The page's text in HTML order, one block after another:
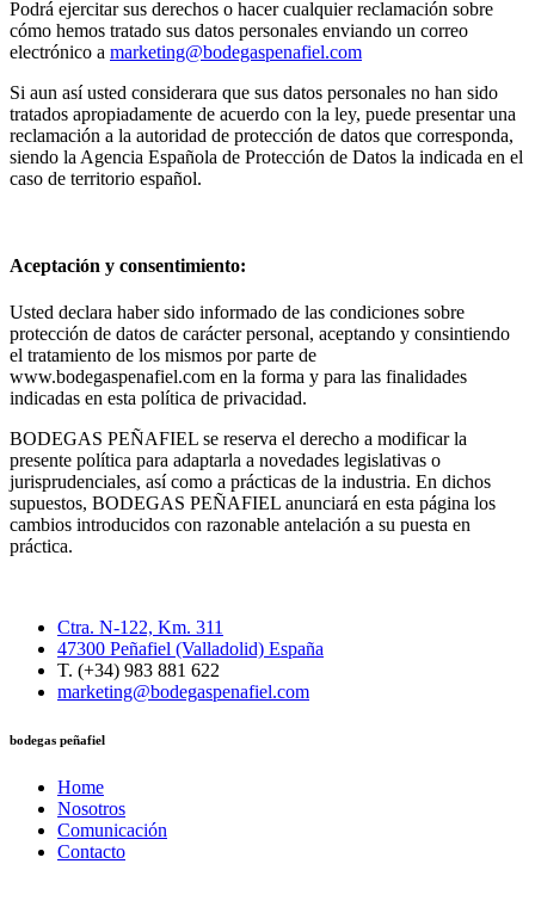
Podrá ejercitar sus derechos o hacer cualquier reclamación sobre
cómo hemos tratado sus datos personales enviando un correo
electrónico a marketing@bodegaspenafiel.com
Si aun así usted considerara que sus datos personales no han sido
tratados apropiadamente de acuerdo con la ley, puede presentar una
reclamación a la autoridad de protección de datos que corresponda,
siendo la Agencia Española de Protección de Datos la indicada en el
caso de territorio español.
Aceptación y consentimiento:
Usted declara haber sido informado de las condiciones sobre
protección de datos de carácter personal, aceptando y consintiendo
el tratamiento de los mismos por parte de
www.bodegaspenafiel.com en la forma y para las finalidades
indicadas en esta política de privacidad.
BODEGAS PEÑAFIEL se reserva el derecho a modificar la
presente política para adaptarla a novedades legislativas o
jurisprudenciales, así como a prácticas de la industria. En dichos
supuestos, BODEGAS PEÑAFIEL anunciará en esta página los
cambios introducidos con razonable antelación a su puesta en
práctica.
Ctra. N-122, Km. 311
47300 Peñafiel (Valladolid) España
T. (+34) 983 881 622
marketing@bodegaspenafiel.com
bodegas peñafiel
Home
Nosotros
Comunicación
Contacto